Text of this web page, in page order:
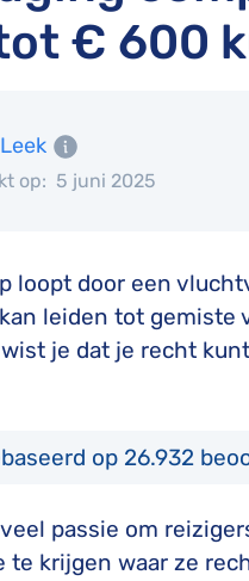
€ 600
op: 5 juni 2025
loopt door een
leiden tot
je dat je recht
op 26.932
passie om
krijgen waar ze